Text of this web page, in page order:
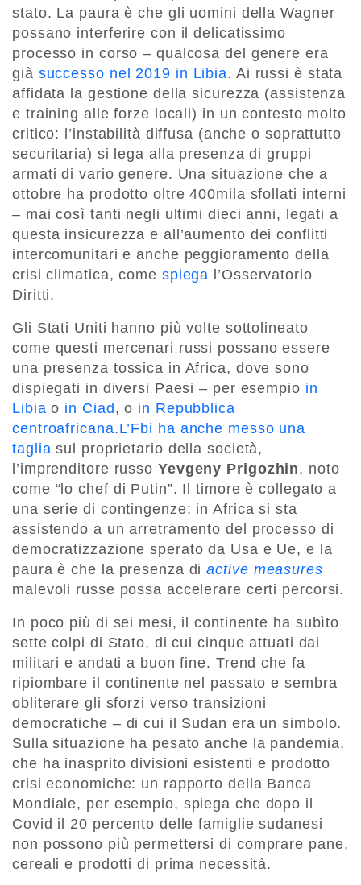
stato. La paura è che gli uomini della Wagner
possano interferire con il delicatissimo
processo in corso – qualcosa del genere era
già successo nel 2019 in Libia. Ai russi è stata
affidata la gestione della sicurezza (assistenza
e training alle forze locali) in un contesto molto
critico: l’instabilità diffusa (anche o soprattutto
securitaria) si lega alla presenza di gruppi
armati di vario genere. Una situazione che a
ottobre ha prodotto oltre 400mila sfollati interni
– mai così tanti negli ultimi dieci anni, legati a
questa insicurezza e all’aumento dei conflitti
intercomunitari e anche peggioramento della
crisi climatica, come spiega l’Osservatorio
Diritti.
Gli Stati Uniti hanno più volte sottolineato
come questi mercenari russi possano essere
una presenza tossica in Africa, dove sono
dispiegati in diversi Paesi – per esempio in
Libia o in Ciad , o in Repubblica
centroafricana.L’Fbi ha anche messo una
taglia sul proprietario della società,
l’imprenditore russo Yevgeny Prigozhin, noto
come “lo chef di Putin”. Il timore è collegato a
una serie di contingenze: in Africa si sta
assistendo a un arretramento del processo di
democratizzazione sperato da Usa e Ue, e la
paura è che la presenza diactive measures
malevoli russe possa accelerare certi percorsi.
In poco più di sei mesi, il continente ha subìto
sette colpi di Stato, di cui cinque attuati dai
militari e andati a buon fine. Trend che fa
ripiombare il continente nel passato e sembra
obliterare gli sforzi verso transizioni
democratiche – di cui il Sudan era un simbolo.
Sulla situazione ha pesato anche la pandemia,
che ha inasprito divisioni esistenti e prodotto
crisi economiche: un rapporto della Banca
Mondiale, per esempio, spiega che dopo il
Covid il 20 percento delle famiglie sudanesi
non possono più permettersi di comprare pane,
cereali e prodotti di prima necessità.